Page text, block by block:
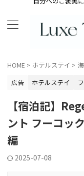
HOME > ホテルステイ >
広告
ホテルステイ
【宿泊記】
ント フーコッ
編
2025-07-08